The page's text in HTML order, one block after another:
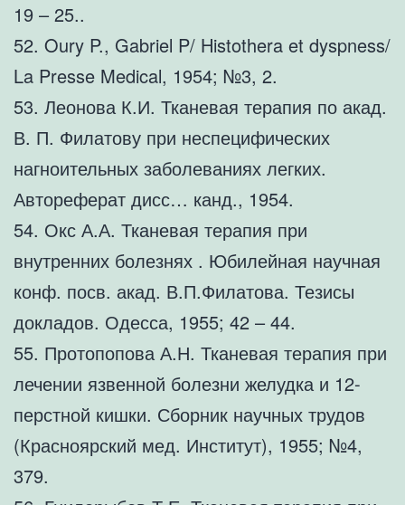
19 – 25..
52. Oury P., Gabriel P/ Histothera et dyspness/
La Presse Medical, 1954; №3, 2.
53. Леонова К.И. Тканевая терапия по акад.
В. П. Филатову при неспецифических
нагноительных заболеваниях легких.
Автореферат дисс… канд., 1954.
54. Окс А.А. Тканевая терапия при
внутренних болезнях . Юбилейная научная
конф. посв. акад. В.П.Филатова. Тезисы
докладов. Одесса, 1955; 42 – 44.
55. Протопопова А.Н. Тканевая терапия при
лечении язвенной болезни желудка и 12-
перстной кишки. Сборник научных трудов
(Красноярский мед. Институт), 1955; №4,
379.